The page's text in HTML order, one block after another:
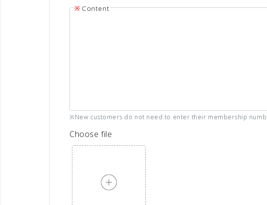
Content
※New customers do not need to enter their membership
Choose file